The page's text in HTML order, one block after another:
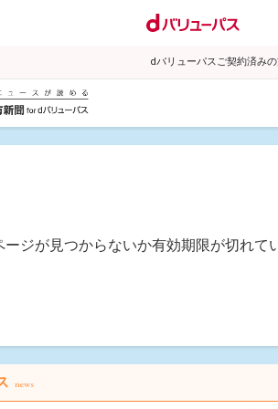
dバリューパスご契約済み
ージが見つからないか有効期限が切れて
news